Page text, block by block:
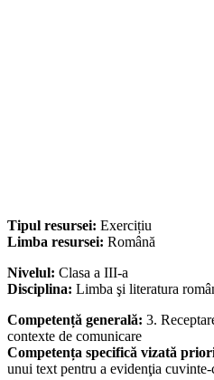
Tipul resursei: Exercițiu
Limba resursei: Română
Nivelul: Clasa a III-a
Disciplina: Limba şi literatura
Competență generală: 3.
contexte de comunicare
Competența specifică vizată
unui text pentru a evidenţia